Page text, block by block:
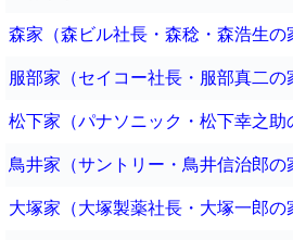
森家（森ビル社長・森稔・森浩生の
服部家（セイコー社長・服部真二の
松下家（パナソニック・松下幸之助
鳥井家（サントリー・鳥井信治郎の
大塚家（大塚製薬社長・大塚一郎の